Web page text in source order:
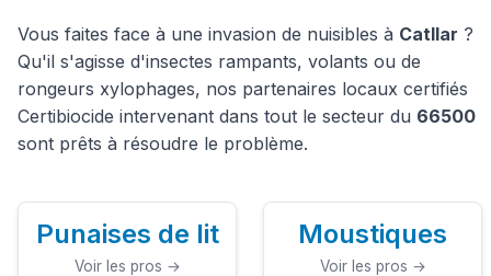
Vous faites face à une invasion de nuisibles à Catllar ?
Qu'il s'agisse d'insectes rampants, volants ou de
rongeurs xylophages, nos partenaires locaux certifiés
Certibiocide intervenant dans tout le secteur du 66500
sont prêts à résoudre le problème.
Punaises de lit
Voir les pros →
Moustiques
Voir les pros →